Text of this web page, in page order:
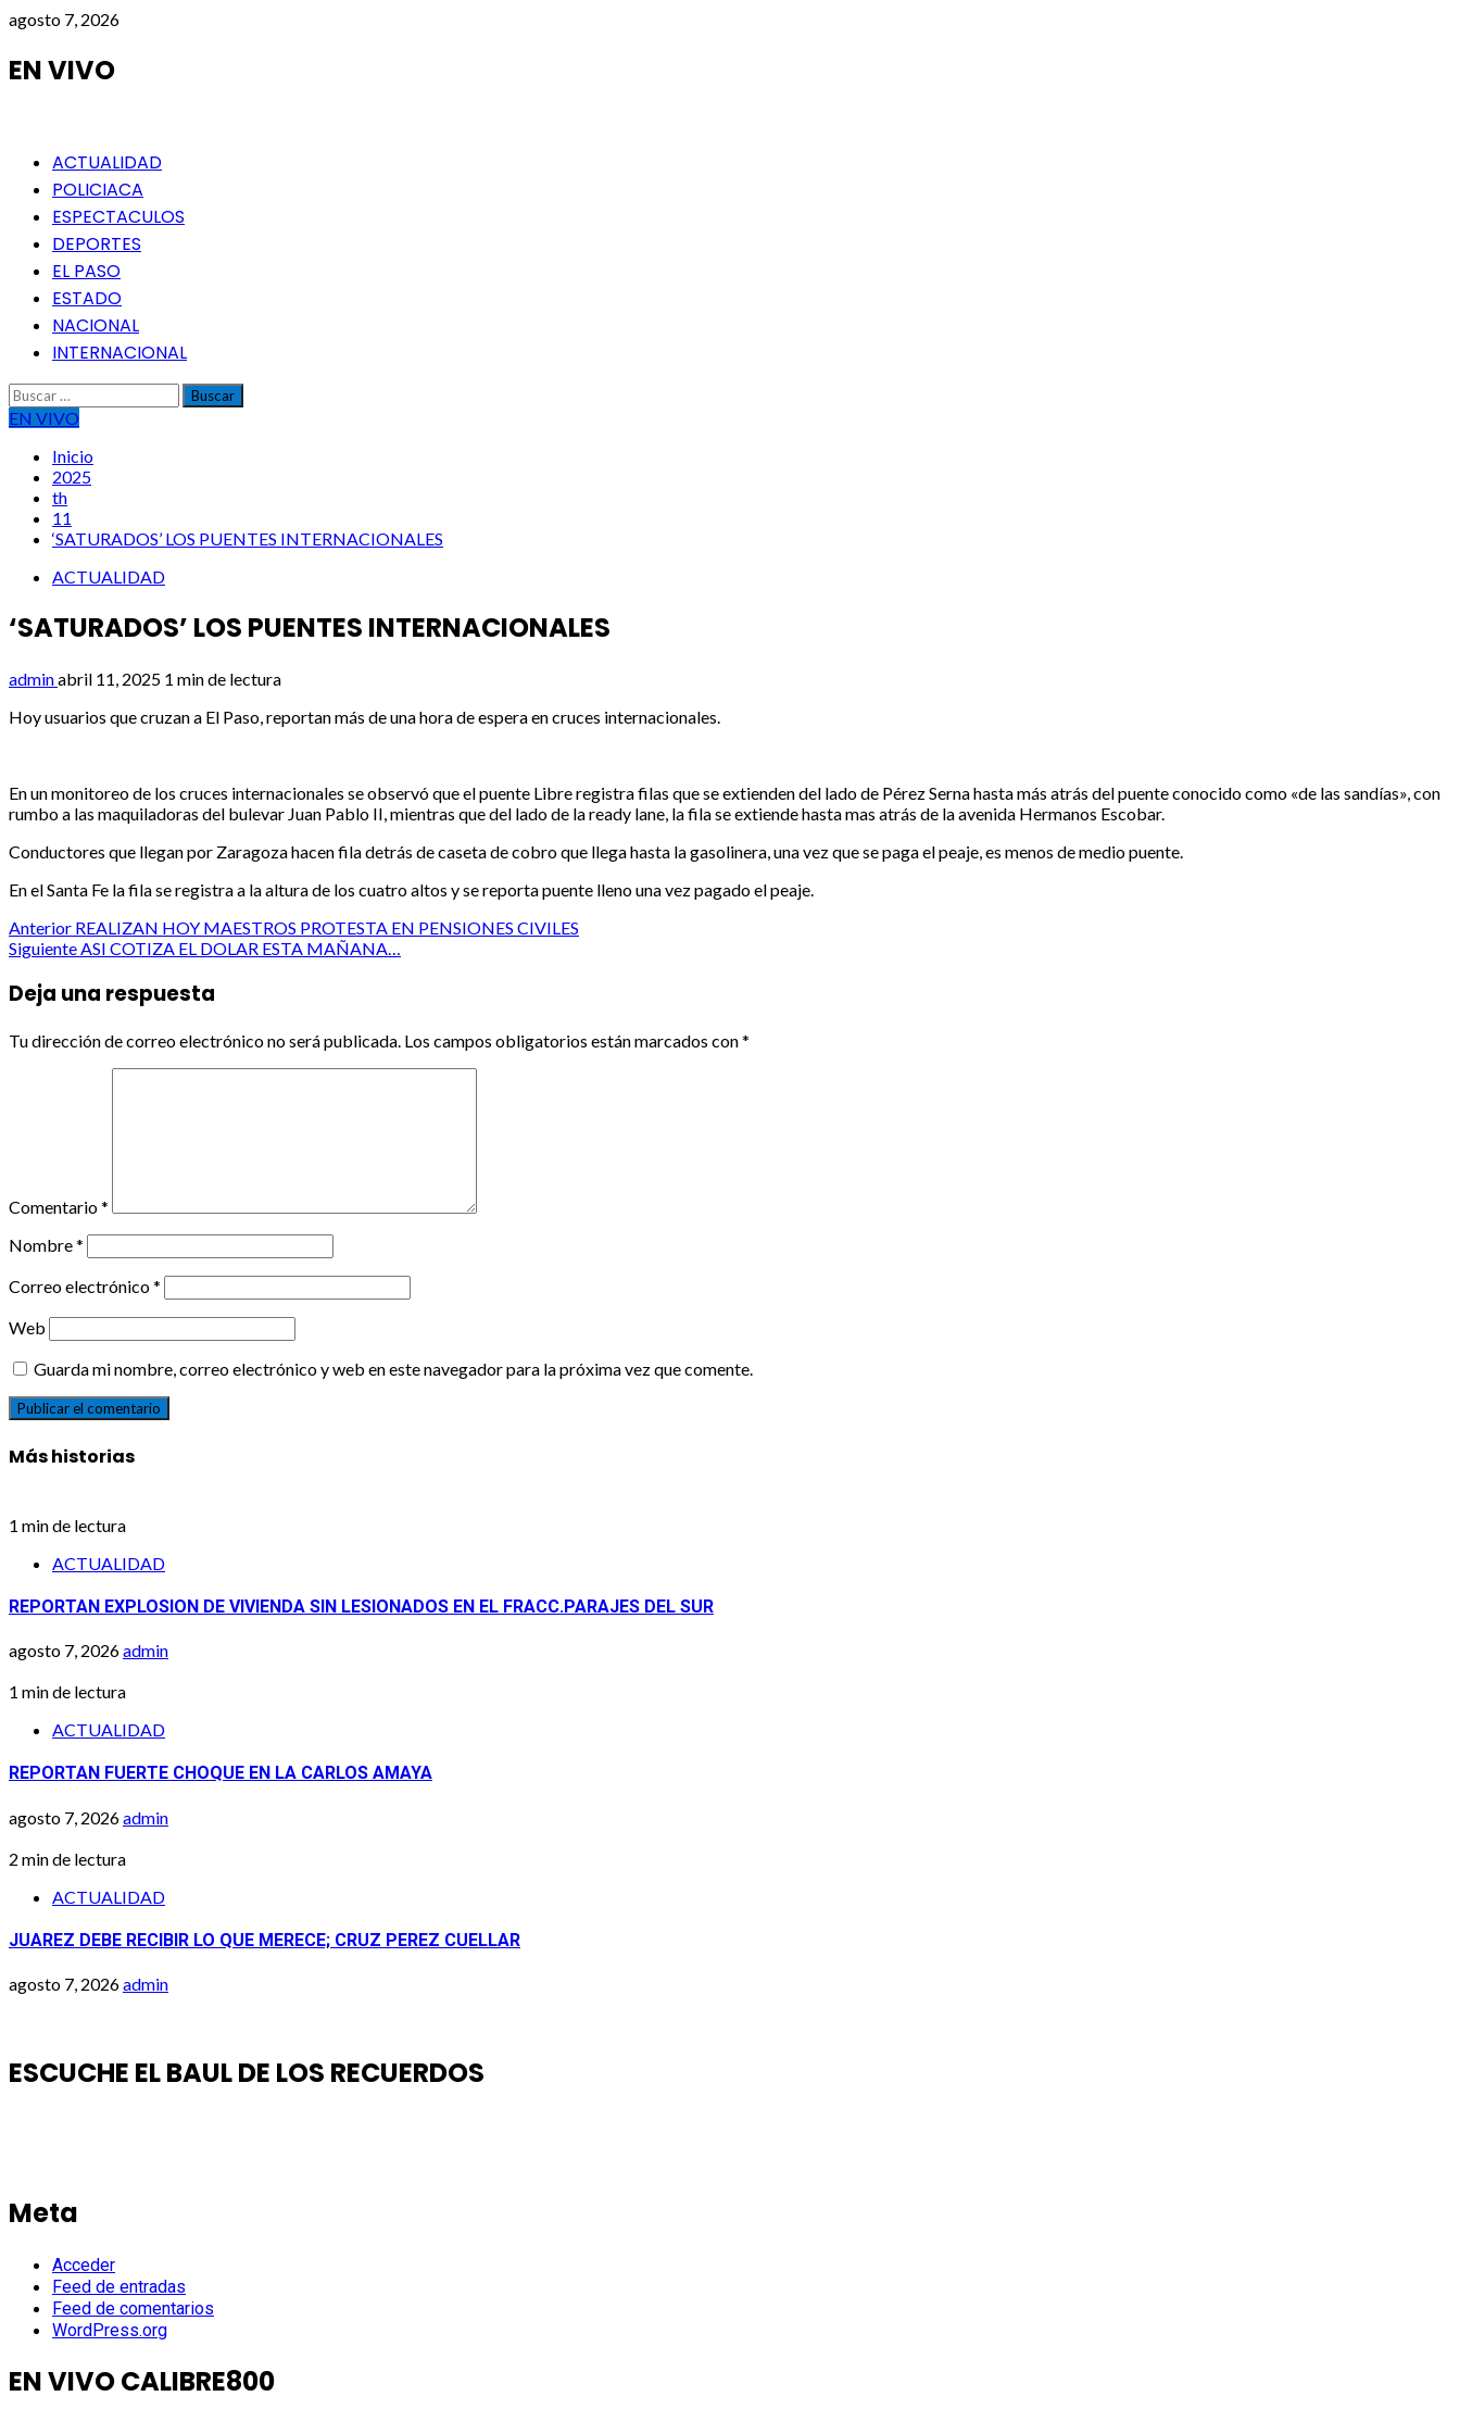
Saltar
contenido
agosto 7, 2026
EN VIVO
Menú
principal
ACTUALIDAD
POLICIACA
ESPECTACULOS
DEPORTES
EL PASO
ESTADO
NACIONAL
INTERNACIONAL
Buscar:
EN VIVO
Inicio
2025
th
11
‘SATURADOS’ LOS PUENTES INTERNACIONALES
ACTUALIDAD
‘SATURADOS’ LOS PUENTES INTERNACIONALES
adminabril 11, 2025 1 min de lectura
Hoy usuarios que cruzan a El Paso, reportan más de una hora de espera en cruces internacionales.
En un monitoreo de los cruces internacionales se observó que el puente Libre registra filas que se extienden del lado de Pérez Serna hasta más atrás del puente conocido como «de las sandías», con
rumbo a las maquiladoras del bulevar Juan Pablo II, mientras que del lado de la ready lane, la fila se extiende hasta mas atrás de la avenida Hermanos Escobar.
Conductores que llegan por Zaragoza hacen fila detrás de caseta de cobro que llega hasta la gasolinera, una vez que se paga el peaje, es menos de medio puente.
En el Santa Fe la fila se registra a la altura de los cuatro altos y se reporta puente lleno una vez pagado el peaje.
Post
Anterior REALIZAN HOY MAESTROS PROTESTA EN PENSIONES CIVILES
Siguiente ASI COTIZA EL DOLAR ESTA MAÑANA…
Deja una respuesta
Tu dirección de correo electrónico no será publicada. Los campos obligatorios están marcados con*
Comentario*
Nombre*
Correo electrónico*
Web
Guarda mi nombre, correo electrónico y web en este navegador para la próxima vez que comente.
Más historias
1 min de lectura
ACTUALIDAD
REPORTAN EXPLOSION DE VIVIENDA SIN LESIONADOS EN EL FRACC.PARAJES DEL SUR
agosto 7, 2026admin
1 min de lectura
ACTUALIDAD
REPORTAN FUERTE CHOQUE EN LA CARLOS AMAYA
agosto 7, 2026admin
2 min de lectura
ACTUALIDAD
JUAREZ DEBE RECIBIR LO QUE MERECE; CRUZ PEREZ CUELLAR
agosto 7, 2026admin
ESCUCHE EL BAUL DE LOS RECUERDOS
Meta
Acceder
Feed de entradas
Feed de comentarios
WordPress.org
EN VIVO CALIBRE800